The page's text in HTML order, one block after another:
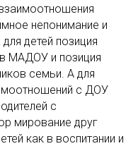
непонимание и
детей позиция
МАДОУ и позиция
семьи. А для
с ДОУ
с
мирование друг
как в воспитании и